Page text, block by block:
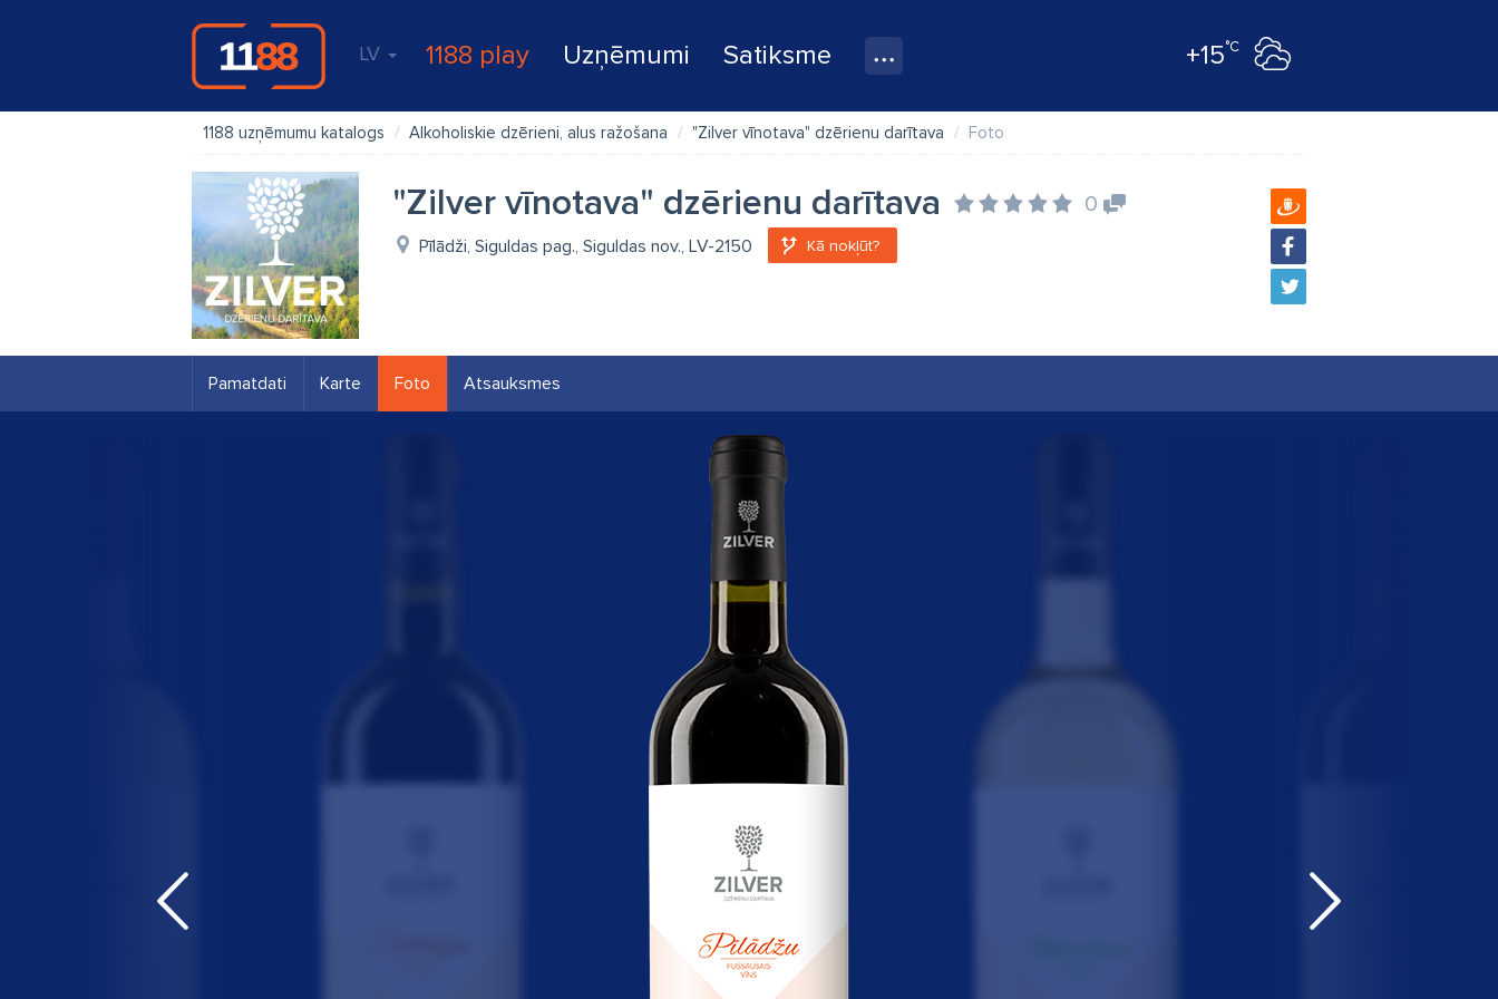
LV 1188 play Uzņēmumi Satiksme +15°C
1188 uzņēmumu katalogs Alkoholiskie dzērieni, alus ražošana "Zilver vīnotava" dzērienu darītava Foto
"Zilver vīnotava" dzērienu darītava 0
Pīlādži, Siguldas pag., Siguldas nov., LV-2150 Kā nokļūt?
Pamatdati Karte Foto Atsauksmes